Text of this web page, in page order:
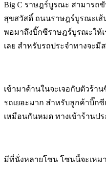
Big C ราษฎร์บูรณะ สามารถ
สุขสวัสดิ์ ถนนราษฎร์บูรณะเส้
พอมาถึงบิ๊กซีราษฎร์บูรณะให้เ
เลย สำหรับรถประจำทางจะมี
เข้ามาด้านในจะเจอกับตัวร้
รถเยอะมาก สำหรับลูกค้าบิ๊ก
เหมือนกันหมด ทางเข้าร้านป
มีที่นั่งหลายโซน โซนนี้จะเหม